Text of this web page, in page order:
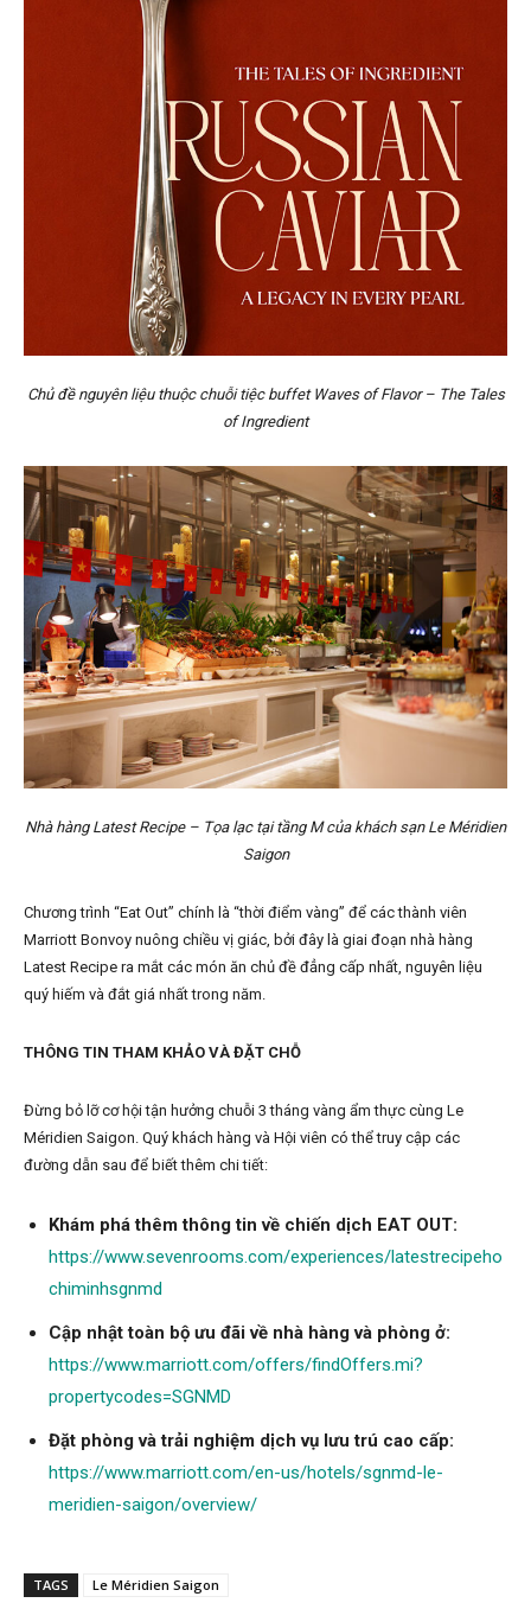
Chủ đề nguyên liệu thuộc chuỗi tiệc buffet Waves of Flavor – The Tales
of Ingredient
Nhà hàng Latest Recipe – Tọa lạc tại tầng M của khách sạn Le Méridien
Saigon
Chương trình “Eat Out” chính là “thời điểm vàng” để các thành viên
Marriott Bonvoy nuông chiều vị giác, bởi đây là giai đoạn nhà hàng
Latest Recipe ra mắt các món ăn chủ đề đẳng cấp nhất, nguyên liệu
quý hiếm và đắt giá nhất trong năm.
THÔNG TIN THAM KHẢO VÀ ĐẶT CHỖ
Đừng bỏ lỡ cơ hội tận hưởng chuỗi 3 tháng vàng ẩm thực cùng Le
Méridien Saigon. Quý khách hàng và Hội viên có thể truy cập các
đường dẫn sau để biết thêm chi tiết:
Khám phá thêm thông tin về chiến dịch EAT OUT:
https://www.sevenrooms.com/experiences/latestrecipeho
chiminhsgnmd
Cập nhật toàn bộ ưu đãi về nhà hàng và phòng ở:
https://www.marriott.com/offers/findOffers.mi?
propertycodes=SGNMD
Đặt phòng và trải nghiệm dịch vụ lưu trú cao cấp:
https://www.marriott.com/en-us/hotels/sgnmd-le-
meridien-saigon/overview/
TAGS Le Méridien Saigon